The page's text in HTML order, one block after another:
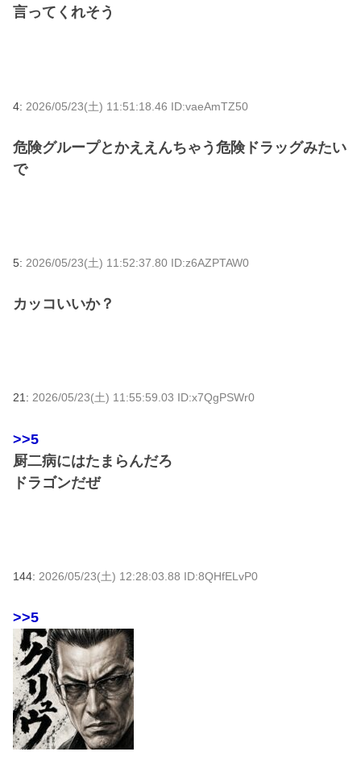
言ってくれそう
4: 2026/05/23(土) 11:51:18.46 ID:vaeAmTZ50
危険グループとかええんちゃう危険ドラッグみたい
で
5: 2026/05/23(土) 11:52:37.80 ID:z6AZPTAW0
カッコいいか？
21: 2026/05/23(土) 11:55:59.03 ID:x7QgPSWr0
>>5
厨二病にはたまらんだろ
ドラゴンだぜ
144: 2026/05/23(土) 12:28:03.88 ID:8QHfELvP0
>>5